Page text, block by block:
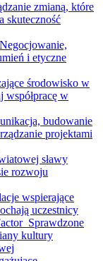
zmianą, które
skuteczność
Negocjowanie,
i etyczne
środowisko w
współpracę w
budowanie
projektami
sławy
rozwoju
wspierające
uczestnicy
Sprawdzone
kultury